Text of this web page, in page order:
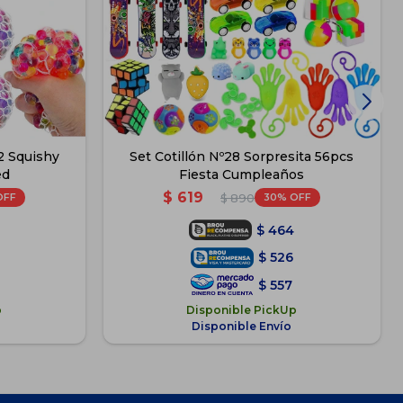
Squishy
Set Cotillón Nº28 Sorpresita 56pcs
Fiesta Cumpleaños
$ 619 $ 890 30
$ 464
$ 526
$ 557
Disponible PickUp
Disponible Envío